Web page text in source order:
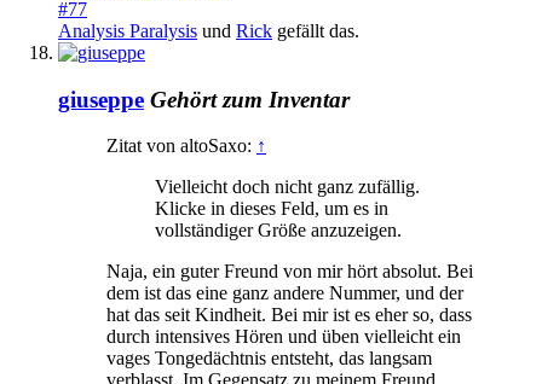
#77
Analysis Paralysis und Rick gefällt das.
giuseppe Gehört zum Inventar
Zitat von altoSaxo: ↑
Vielleicht doch nicht ganz zufällig.
Klicke in dieses Feld, um es in
vollständiger Größe anzuzeigen.
Naja, ein guter Freund von mir hört absolut. Bei
dem ist das eine ganz andere Nummer, und der
hat das seit Kindheit. Bei mir ist es eher so, dass
durch intensives Hören und üben vielleicht ein
vages Tongedächtnis entsteht, das langsam